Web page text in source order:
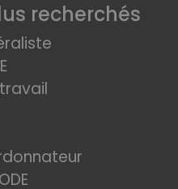
recherchés